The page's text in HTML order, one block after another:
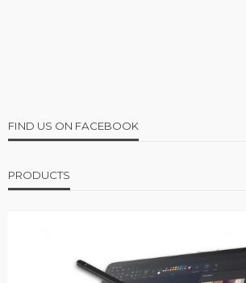
FIND US ON FACEBOOK
PRODUCTS